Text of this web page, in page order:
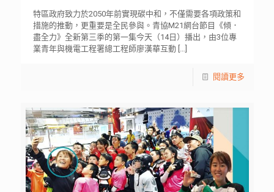
特區政府致力於2050年前實現碳中和，不僅需要各項政策和
措施的推動，更重要是全民參與。青協M21網台節目《傾．
盡全力》全新第三季的第一集今天（14日）播出，由3位專
業青年與機電工程署總工程師廖漢華互動[…]
閱讀更多